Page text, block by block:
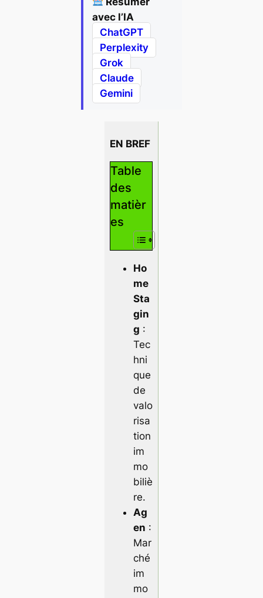
avec l’IA
ChatGPT
Perplexity
Grok
Claude
Gemini
EN BREF
Table
des
matièr
es
Ho
me
Sta
gin
g :
Tec
hni
que
de
valo
risa
tion
im
mo
biliè
re.
Ag
en :
Mar
ché
im
mo